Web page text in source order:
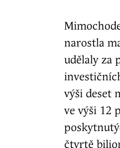
narostla
udělaly za
výši deset
ve výši 12
čtvrtě